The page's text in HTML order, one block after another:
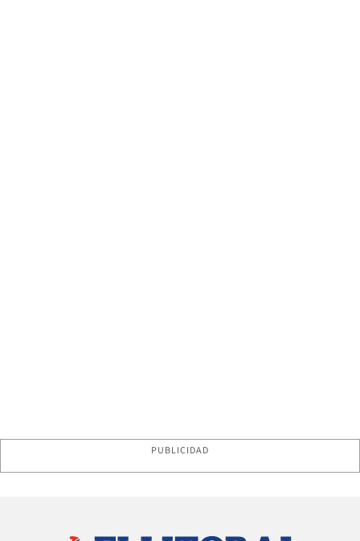
PUBLICIDAD